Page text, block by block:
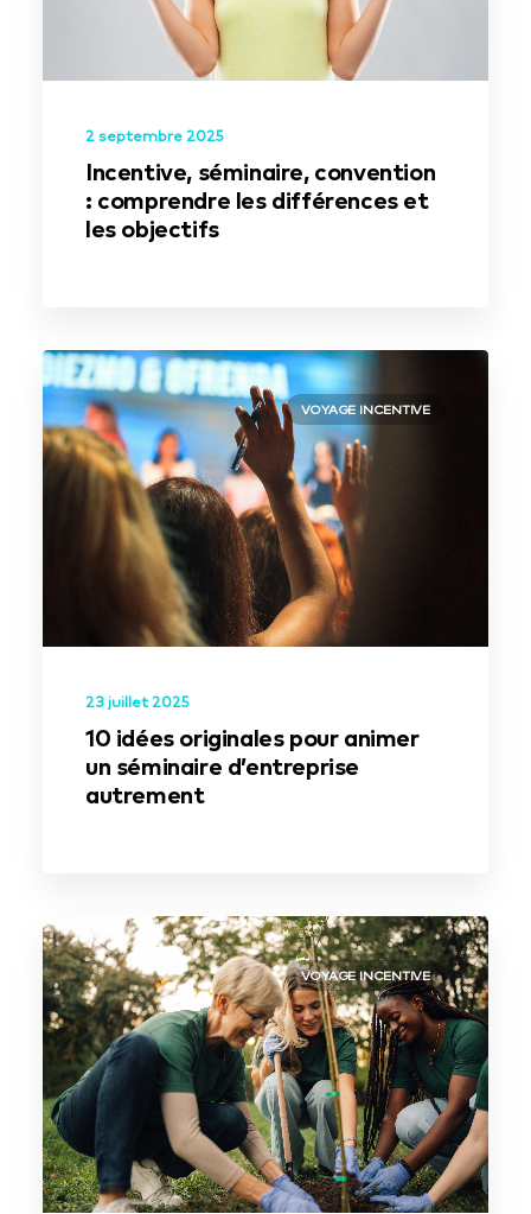
2 septembre 2025
Incentive, séminaire, convention
: comprendre les différences et
les objectifs
VOYAGE INCENTIVE
23 juillet 2025
10 idées originales pour animer
un séminaire d’entreprise
autrement
VOYAGE INCENTIVE